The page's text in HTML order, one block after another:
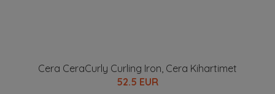
Cera CeraCurly Curling Iron, Cera Kihartimet
52.5 EUR